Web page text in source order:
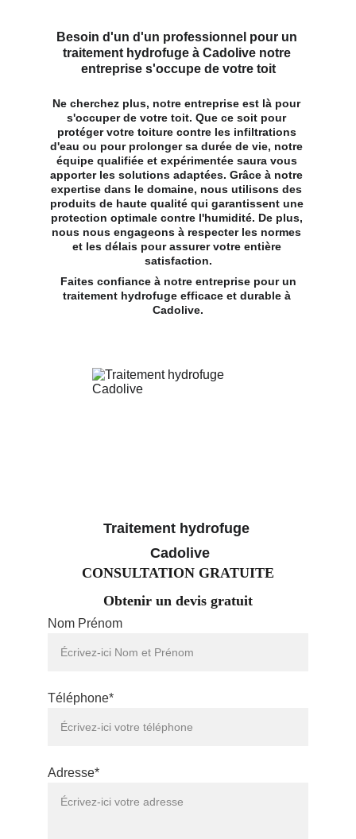
Nom Prénom
Téléphone*
Adresse*
Besoin d'un d'un professionnel pour un
traitement hydrofuge à Cadolive notre
entreprise s'occupe de votre toit
Ne cherchez plus, notre entreprise est là pour
s'occuper de votre toit. Que ce soit pour
protéger votre toiture contre les infiltrations
d'eau ou pour prolonger sa durée de vie, notre
équipe qualifiée et expérimentée saura vous
apporter les solutions adaptées. Grâce à notre
expertise dans le domaine, nous utilisons des
produits de haute qualité qui garantissent une
protection optimale contre l'humidité. De plus,
nous nous engageons à respecter les normes
et les délais pour assurer votre entière
satisfaction.
traitement hydrofuge efficace et durable à
Cadolive.
Traitement hydrofuge
Cadolive
CONSULTATION GRATUITE
Obtenir un devis gratuit